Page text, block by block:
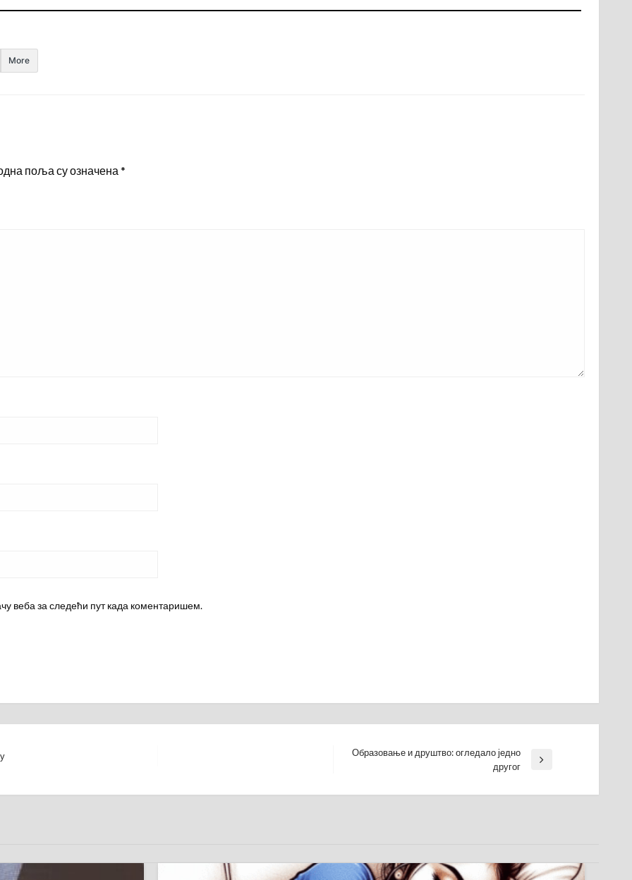
More
поља су означена *
веба за следећи пут када коментаришем.
Образовање и друштво: огледало једно
другог